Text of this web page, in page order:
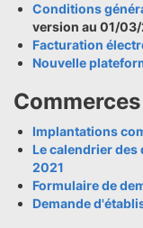
Conditions
version au 01/
Facturation
Nouvelle
Commerces
Implantations
Le calendrier
2021
Formulaire de
Demande